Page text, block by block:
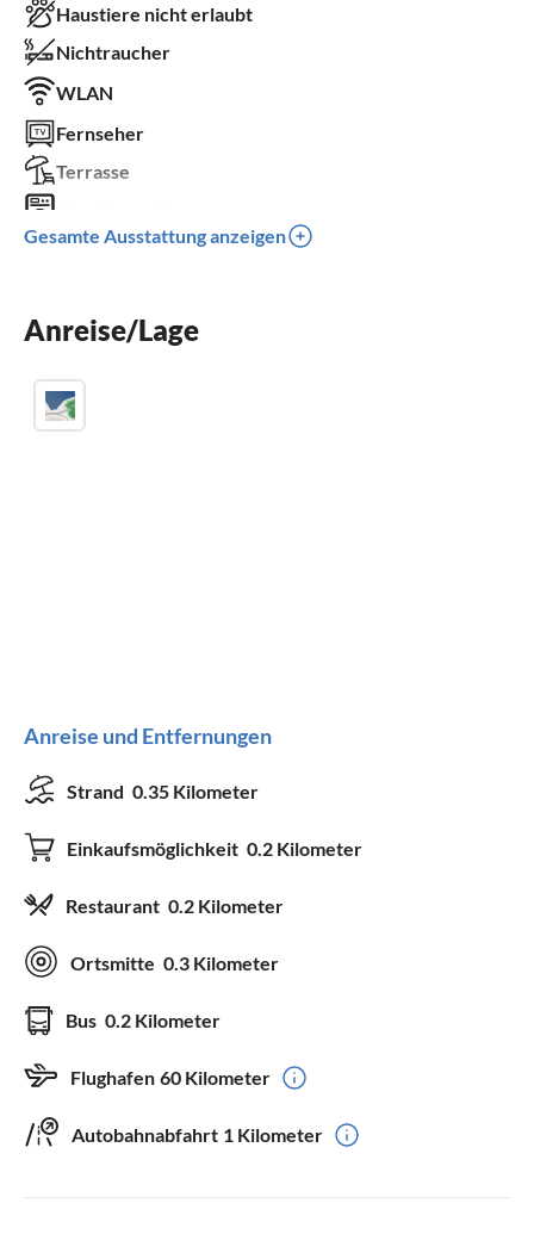
Haustiere nicht erlaubt
Nichtraucher
WLAN
Fernseher
Terrasse
für Rollstuhl nicht geeignet
Gesamte Ausstattung anzeigen
Anreise/Lage
Anreise und Entfernungen
Strand 0.35 Kilometer
Einkaufsmöglichkeit 0.2 Kilometer
Restaurant 0.2 Kilometer
Ortsmitte 0.3 Kilometer
Bus 0.2 Kilometer
Flughafen 60 Kilometer
Autobahnabfahrt 1 Kilometer